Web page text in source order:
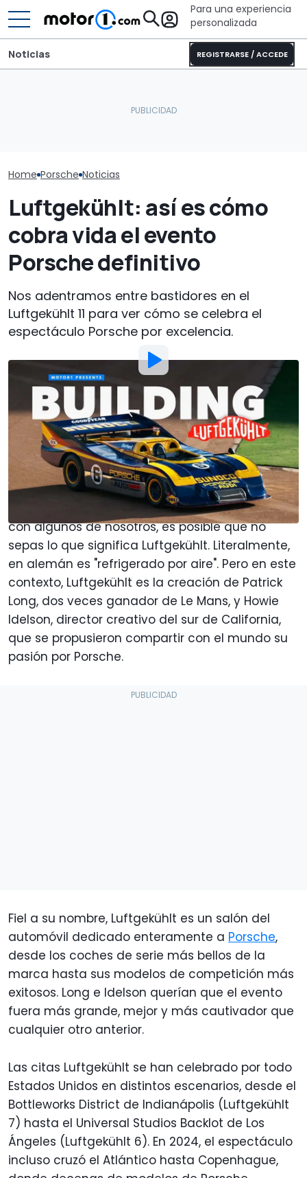
Para una experiencia
personalizada
REGISTRARSE / ACCEDE
Noticias
Home Porsche Noticias
Luftgekühlt: así es cómo
cobra vida el evento
Porsche definitivo
Nos adentramos entre bastidores en el
Luftgekühlt 11 para ver cómo se celebra el
espectáculo Porsche por excelencia.
Kevin McCauley | Motor1
Por : Jeff Perez
Traducido por:José A. Guzmán
30 Oct 2025a las06:00
Añadir Motor1.com como
fuente preferida en Google
Si no eres un fanático de Porsche, como sucede
con algunos de nosotros, es posible que no
sepas lo que significa Luftgekühlt. Literalmente,
en alemán es "refrigerado por aire". Pero en este
contexto, Luftgekühlt es la creación de Patrick
Long, dos veces ganador de Le Mans, y Howie
Idelson, director creativo del sur de California,
que se propusieron compartir con el mundo su
pasión por Porsche.
Fiel a su nombre, Luftgekühlt es un salón del
automóvil dedicado enteramente a Porsche,
desde los coches de serie más bellos de la
marca hasta sus modelos de competición más
exitosos. Long e Idelson querían que el evento
fuera más grande, mejor y más cautivador que
cualquier otro anterior.
Las citas Luftgekühlt se han celebrado por todo
Estados Unidos en distintos escenarios, desde el
Bottleworks District de Indianápolis (Luftgekühlt
7) hasta el Universal Studios Backlot de Los
Ángeles (Luftgekühlt 6). En 2024, el espectáculo
incluso cruzó el Atlántico hasta Copenhague,